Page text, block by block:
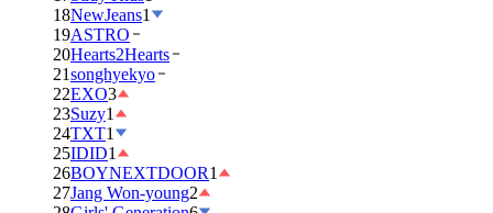
18NewJeans1
19ASTRO
20Hearts2Hearts
21songhyekyo
22EXO3
23Suzy1
24TXT1
25IDID1
26BOYNEXTDOOR1
27Jang Won-young2